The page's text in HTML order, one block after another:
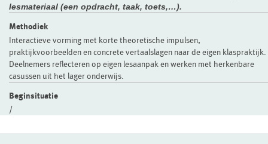
lesmateriaal (een opdracht, taak, toets,…).
Methodiek
Interactieve vorming met korte theoretische impulsen,
praktijkvoorbeelden en concrete vertaalslagen naar de eigen klaspraktijk.
Deelnemers reflecteren op eigen lesaanpak en werken met herkenbare
casussen uit het lager onderwijs.
Beginsituatie
/